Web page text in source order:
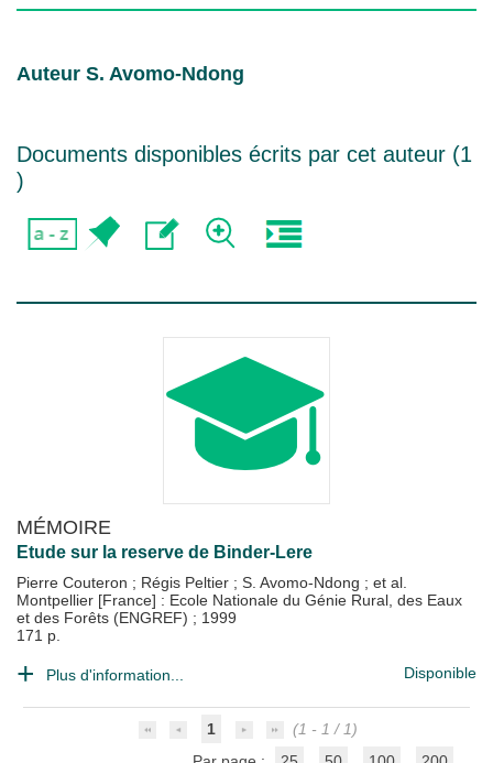
Auteur S. Avomo-Ndong
Documents disponibles écrits par cet auteur (1
)
MÉMOIRE
Etude sur la reserve de Binder-Lere
Pierre Couteron ; Régis Peltier ; S. Avomo-Ndong ; et al.
Montpellier [France] : Ecole Nationale du Génie Rural, des Eaux
et des Forêts (ENGREF) ; 1999
171 p.
Plus d'information... Disponible
1
(1 - 1 / 1)